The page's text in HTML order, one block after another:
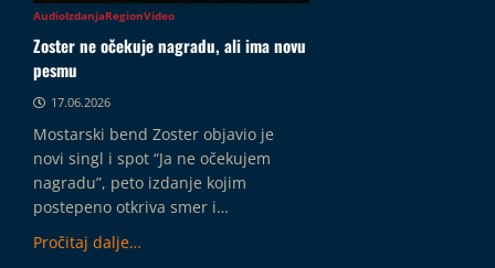
AudioIzdanjaRegionVideo
Zoster ne očekuje nagradu, ali ima novu
pesmu
17.06.2026
Mostarski bend Zoster objavio je
novi singl i spot “Ja ne očekujem
nagradu”, peto izdanje kojim
postepeno otkriva smer i…
Pročitaj dalje…